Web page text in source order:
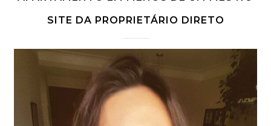
SITE DA PROPRIETÁRIO DIRETO